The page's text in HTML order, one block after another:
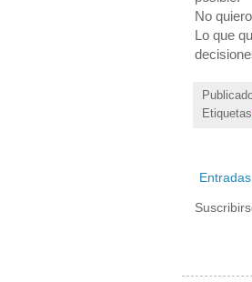
No
Lo que